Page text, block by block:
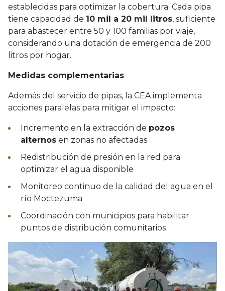
establecidas para optimizar la cobertura. Cada pipa
tiene capacidad de 10 mil a 20 mil litros, suficiente
para abastecer entre 50 y 100 familias por viaje,
considerando una dotación de emergencia de 200
litros por hogar.
Medidas complementarias
Además del servicio de pipas, la CEA implementa
acciones paralelas para mitigar el impacto:
Incremento en la extracción de pozos
alternos en zonas no afectadas
Redistribución de presión en la red para
optimizar el agua disponible
Monitoreo continuo de la calidad del agua en el
río Moctezuma
Coordinación con municipios para habilitar
puntos de distribución comunitarios